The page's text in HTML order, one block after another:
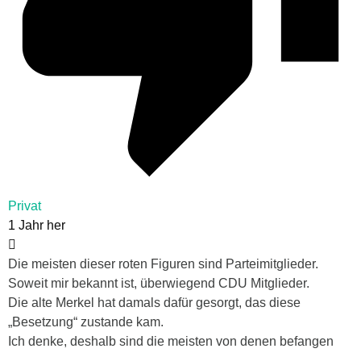
Privat
1 Jahr her
Die meisten dieser roten Figuren sind Parteimitglieder.
Soweit mir bekannt ist, überwiegend CDU Mitglieder.
Die alte Merkel hat damals dafür gesorgt, das diese
„Besetzung“ zustande kam.
Ich denke, deshalb sind die meisten von denen befangen